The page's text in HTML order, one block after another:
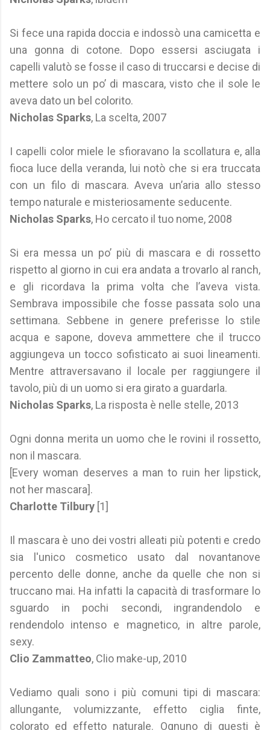
Si fece una rapida doccia e indossò una camicetta e
una gonna di cotone. Dopo essersi asciugata i
capelli valutò se fosse il caso di truccarsi e decise di
mettere solo un po’ di mascara, visto che il sole le
aveva dato un bel colorito.
Nicholas Sparks, La scelta, 2007
I capelli color miele le sfioravano la scollatura e, alla
fioca luce della veranda, lui notò che si era truccata
con un filo di mascara. Aveva un’aria allo stesso
tempo naturale e misteriosamente seducente.
Nicholas Sparks, Ho cercato il tuo nome, 2008
Si era messa un po’ più di mascara e di rossetto
rispetto al giorno in cui era andata a trovarlo al ranch,
e gli ricordava la prima volta che l’aveva vista.
Sembrava impossibile che fosse passata solo una
settimana. Sebbene in genere preferisse lo stile
acqua e sapone, doveva ammettere che il trucco
aggiungeva un tocco sofisticato ai suoi lineamenti.
Mentre attraversavano il locale per raggiungere il
tavolo, più di un uomo si era girato a guardarla.
Nicholas Sparks, La risposta è nelle stelle, 2013
Ogni donna merita un uomo che le rovini il rossetto,
non il mascara.
[Every woman deserves a man to ruin her lipstick,
not her mascara].
Charlotte Tilbury [1]
Il mascara è uno dei vostri alleati più potenti e credo
sia l'unico cosmetico usato dal novantanove
percento delle donne, anche da quelle che non si
truccano mai. Ha infatti la capacità di trasformare lo
sguardo in pochi secondi, ingrandendolo e
rendendolo intenso e magnetico, in altre parole,
sexy.
Clio Zammatteo, Clio make-up, 2010
Vediamo quali sono i più comuni tipi di mascara:
allungante, volumizzante, effetto ciglia finte,
colorato ed effetto naturale. Ognuno di questi è